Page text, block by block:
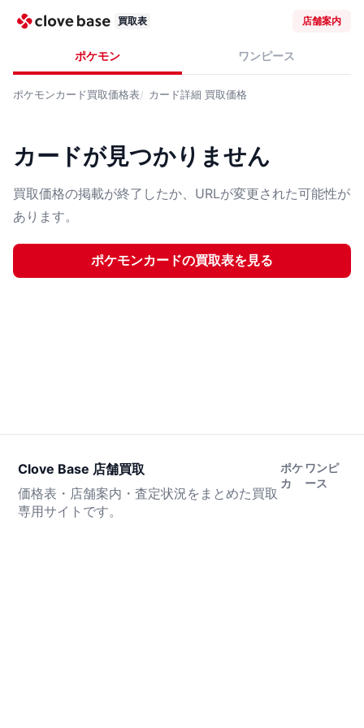
買取表 店舗案内
ポケモン ワンピース
ポケモンカード買取価格表 カード詳細 買取価格
カードが見つかりません
買取価格の掲載が終了したか、URLが変更された可能性が
あります。
ポケモンカードの買取表を見る
Clove Base 店舗買取
価格表・店舗案内・査定状況をまとめた買取
専用サイトです。
ポケ
カ
ワンピ
ース